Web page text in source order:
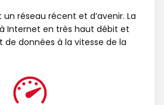
un réseau récent et d’avenir. La
Internet en très haut débit et
données à la vitesse de la